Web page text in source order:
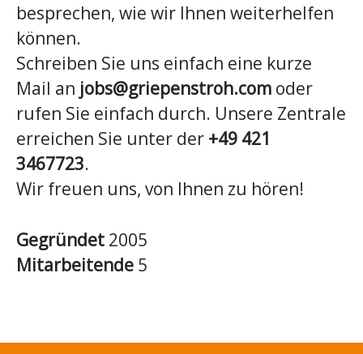
besprechen, wie wir Ihnen weiterhelfen
können.
Schreiben Sie uns einfach eine kurze
Mail an jobs@griepenstroh.com oder
rufen Sie einfach durch. Unsere Zentrale
erreichen Sie unter der +49 421
3467723.
Wir freuen uns, von Ihnen zu hören!
Gegründet 2005
Mitarbeitende 5